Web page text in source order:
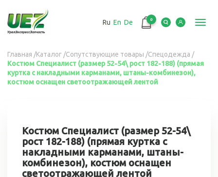
основному
содержанию
Ru En De 0
Вы
здесь
Главная /Каталог /Сопутствующие товары /Спецодежда /
Костюм Специалист (размер 52-54\ рост 182-188) (прямая
куртка с накладными карманами, штаны-комбинезон),
костюм оснащен светоотражающей лентой
Костюм Специалист (размер 52-54\
рост 182-188) (прямая куртка с
накладными карманами, штаны-
комбинезон), костюм оснащен
светоотражающей лентой